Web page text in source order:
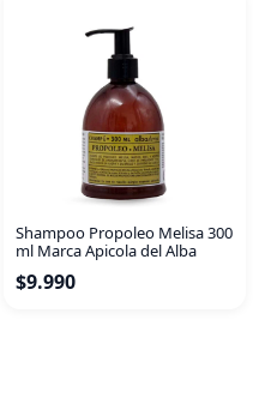
Shampoo Propoleo Melisa 300
ml Marca Apicola del Alba
$9.990